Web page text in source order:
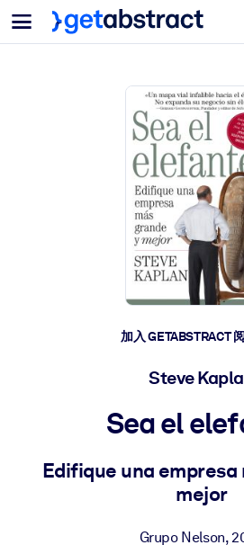
菜单
面向团队与管理者
为您的员工配备关键的人工智能技能
帮助您的管理者为未来的工作时代做好
让团队更轻松地共同学习、解决实际
技能提升与重塑
培养您的员工应对未来挑战所需的技
将简短且经过验证的知识引入您的
面向人工智能系统
加入 GETABSTRACT
Steve
Sea el
Edifique una empresa
mejor
Grupo Nelson,